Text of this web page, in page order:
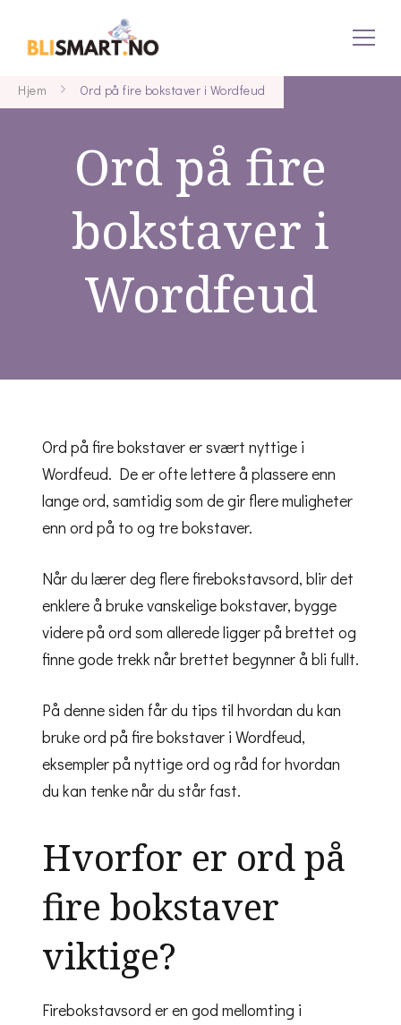
blismart.no
Hjem Ord på fire bokstaver i Wordfeud
Ord på fire
bokstaver i
Wordfeud
Ord på fire bokstaver er svært nyttige i
Wordfeud. De er ofte lettere å plassere enn
lange ord, samtidig som de gir flere muligheter
enn ord på to og tre bokstaver.
Når du lærer deg flere firebokstavsord, blir det
enklere å bruke vanskelige bokstaver, bygge
videre på ord som allerede ligger på brettet og
finne gode trekk når brettet begynner å bli fullt.
På denne siden får du tips til hvordan du kan
bruke ord på fire bokstaver i Wordfeud,
eksempler på nyttige ord og råd for hvordan
du kan tenke når du står fast.
Hvorfor er ord på
fire bokstaver
viktige?
Firebokstavsord er en god mellomting i